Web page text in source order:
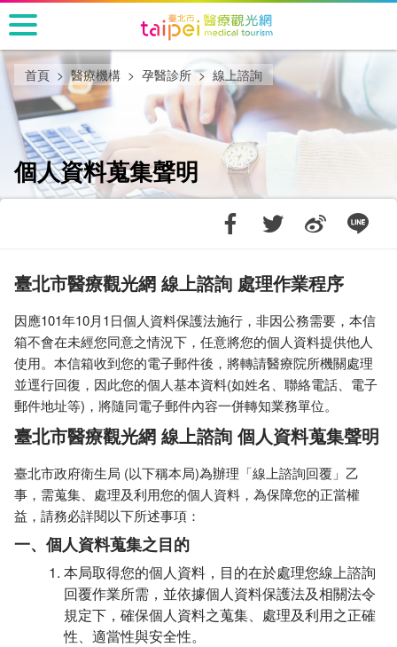
跳
到
主
要
內
容
首頁 醫療機構 孕醫診所 線上諮詢
個人資料蒐集聲明
臺北市醫療觀光網 線上諮詢 處理作業程序
因應101年10月1日個人資料保護法施行，非因公務需要，本信
箱不會在未經您同意之情況下，任意將您的個人資料提供他人
使用。本信箱收到您的電子郵件後，將轉請醫療院所機關處理
並逕行回復，因此您的個人基本資料(如姓名、聯絡電話、電子
郵件地址等)，將隨同電子郵件內容一併轉知業務單位。
臺北市醫療觀光網 線上諮詢 個人資料蒐集聲明
臺北市政府衛生局 (以下稱本局)為辦理「線上諮詢回覆」乙
事，需蒐集、處理及利用您的個人資料，為保障您的正當權
益，請務必詳閱以下所述事項：
一、個人資料蒐集之目的
本局取得您的個人資料，目的在於處理您線上諮詢
回覆作業所需，並依據個人資料保護法及相關法令
規定下，確保個人資料之蒐集、處理及利用之正確
性、適當性與安全性。